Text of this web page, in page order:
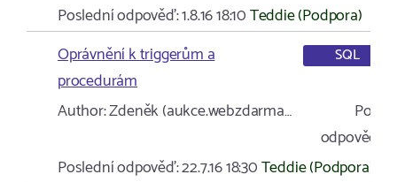
Poslední odpověď:1.8.16 18:10Teddie (Podpora)
Oprávnění k triggerům a
procedurám
SQL
Author:Zdeněk (aukce.webzdarma…
Počet
odpovědí:
Poslední odpověď:22.7.16 18:30Teddie (Podpora)